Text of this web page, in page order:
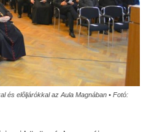
és előljárókkal az Aula Magnában • Fotó: